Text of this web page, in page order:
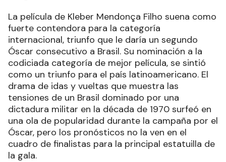
La película de Kleber Mendonça Filho suena como
fuerte contendora para la categoría
internacional, triunfo que le daría un segundo
Óscar consecutivo a Brasil. Su nominación a la
codiciada categoría de mejor película, se sintió
como un triunfo para el país latinoamericano. El
drama de idas y vueltas que muestra las
tensiones de un Brasil dominado por una
dictadura militar en la década de 1970 surfeó en
una ola de popularidad durante la campaña por el
Óscar, pero los pronósticos no la ven en el
cuadro de finalistas para la principal estatuilla de
la gala.